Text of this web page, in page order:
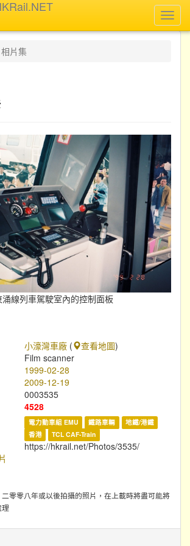
相片集
涌線列車駕駛室內的控制面板
小濠灣車廠 ( 查看地圖)
Film scanner
1999-02-28
2009-12-19
0003535
4528
電力動車組 EMU 鐵路車輛
地鐵/港鐵
香港
TCL CAF-Train
https://hkrail.net/Photos/3535/
零零八年或以後拍攝的照片，在上載時將盡可能將